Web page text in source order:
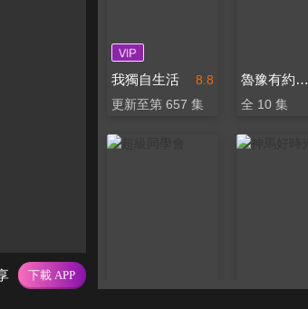
8.8
我獨自生活
更新至第 657 集
魯豫有約大咖一日行8
全 10 集